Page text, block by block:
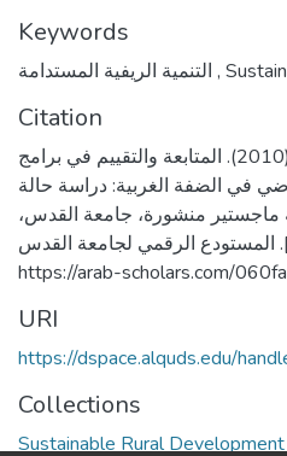
Keywords
,
Citation
عمرو، باسل ابراهيم. (2010). المتابعة والتقييم في برامج
في الضفة الغربية: دراسة حالة
ماجستير منشورة، جامعة القدس،
الرقمي لجامعة القدس.
https://arab-scholars.com/
URI
https://dspace.alquds.edu/
Collections